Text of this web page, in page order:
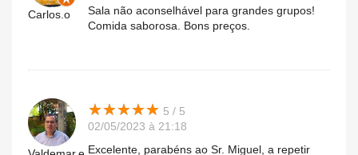
Carlos.o
Sala não aconselhável para grandes grupos!
Comida saborosa. Bons preços.
★★★★★
★★★★★ 5 / 5
02/05/2023 à 21:18
Excelente, parabéns ao Sr. Miguel, a repetir